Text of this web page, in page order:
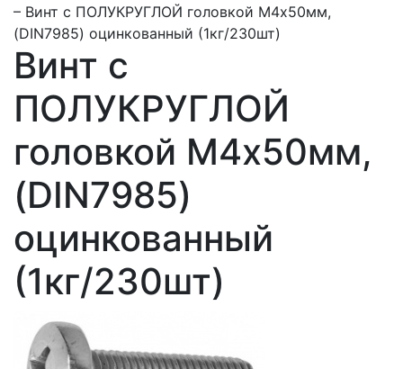
– Винт с ПОЛУКРУГЛОЙ головкой М4х50мм,
(DIN7985) оцинкованный (1кг/230шт)
Винт с
ПОЛУКРУГЛОЙ
головкой М4х50мм,
(DIN7985)
оцинкованный
(1кг/230шт)